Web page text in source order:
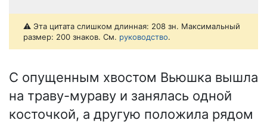
⚠️ Эта цитата слишком длинная: 208 зн. Максимальный
размер: 200 знаков. См. руководство.
С опущенным хвостом Вьюшка вышла
на траву-мураву и занялась одной
косточкой, а другую положила рядом